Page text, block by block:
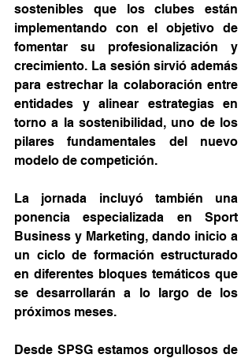
sostenibles que los clubes están
implementando con el objetivo de
fomentar su profesionalización y
crecimiento. La sesión sirvió además
para estrechar la colaboración entre
entidades y alinear estrategias en
torno a la sostenibilidad, uno de los
pilares fundamentales del nuevo
modelo de competición.
La jornada incluyó también una
ponencia especializada en Sport
Business y Marketing, dando inicio a
un ciclo de formación estructurado
en diferentes bloques temáticos que
se desarrollarán a lo largo de los
próximos meses.
Desde SPSG estamos orgullosos de